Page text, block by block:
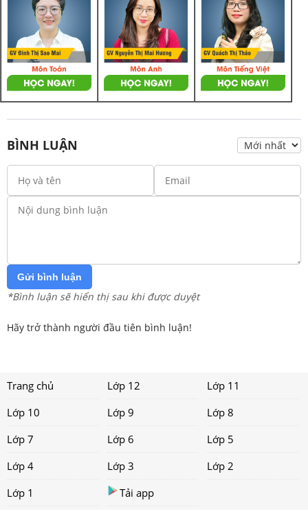
BÌNH LUẬN
Gửi bình luận
*Bình luận sẽ hiển thị sau khi được duyệt
Hãy trở thành người đầu tiên bình luận!
Trang chủ Lớp 12
Lớp 11
Lớp 10
Lớp 9
Lớp 8
Lớp 7
Lớp 6
Lớp 5
Lớp 4
Lớp 3
Lớp 2
Lớp 1
Tải app